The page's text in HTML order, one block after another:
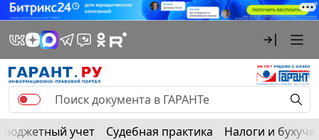
Бюджетный учет Судебная практика Налоги и